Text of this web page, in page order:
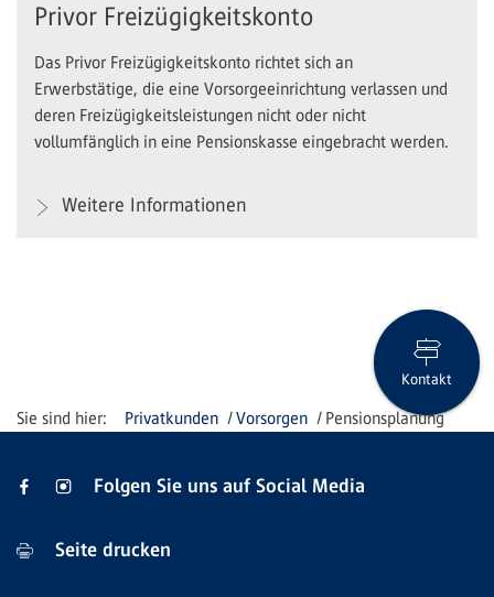
Privor Freizügigkeitskonto
Das Privor Freizügigkeitskonto richtet sich an
Erwerbstätige, die eine Vorsorgeeinrichtung verlassen und
deren Freizügigkeitsleistungen nicht oder nicht
vollumfänglich in eine Pensionskasse eingebracht werden.
Weitere Informationen
Privatkunden Vorsorgen Pensionsplanung
Kontakt
Folgen Sie uns auf Social Media
Seite drucken